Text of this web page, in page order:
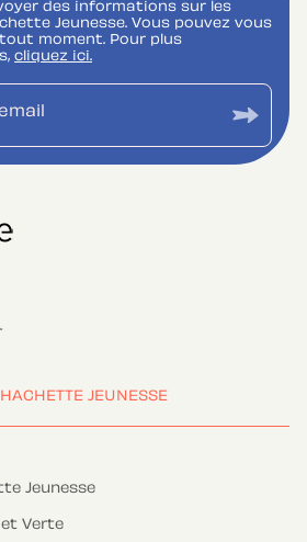
des informations sur les
Jeunesse. Vous pouvez vous
moment. Pour plus
cliquez ici.
JEUNESSE
Jeunesse
et Verte